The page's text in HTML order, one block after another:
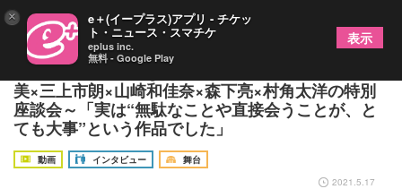
T-works『THE Negotiation：Returns』丹下真寿
美×三上市朗×山崎和佳奈×森下亮×村角太洋の特別
座談会～「実は“無駄なことや直接会うことが、と
ても大事”という作品でした」
動画 インタビュー
舞台
2021.5.17
× e＋(イープラス)アプリ - チケッ
ト・ニュース・スマチケ
eplus inc.
無料 - Google Play
表示